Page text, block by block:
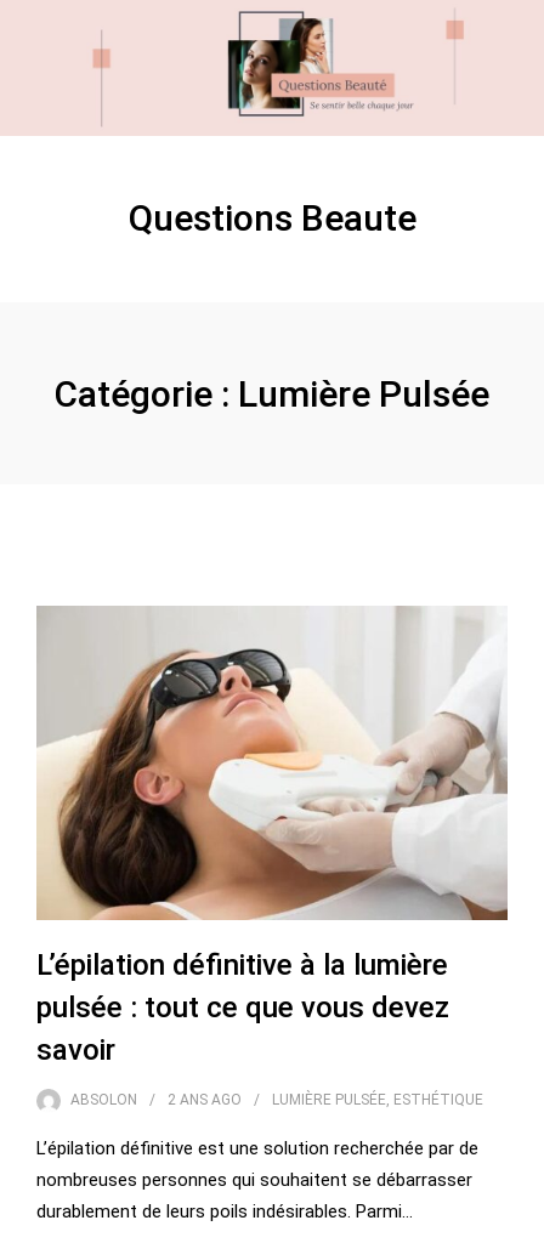
Questions Beaute
Catégorie : Lumière Pulsée
L’épilation définitive à la lumière
pulsée : tout ce que vous devez
savoir
ABSOLON 2 ANS AGO LUMIÈRE PULSÉE, ESTHÉTIQUE
L’épilation définitive est une solution recherchée par de
nombreuses personnes qui souhaitent se débarrasser
durablement de leurs poils indésirables. Parmi…